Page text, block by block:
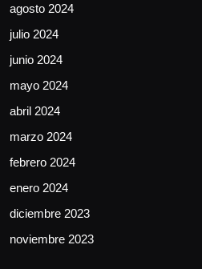
agosto 2024
julio 2024
junio 2024
mayo 2024
abril 2024
marzo 2024
febrero 2024
enero 2024
diciembre 2023
noviembre 2023